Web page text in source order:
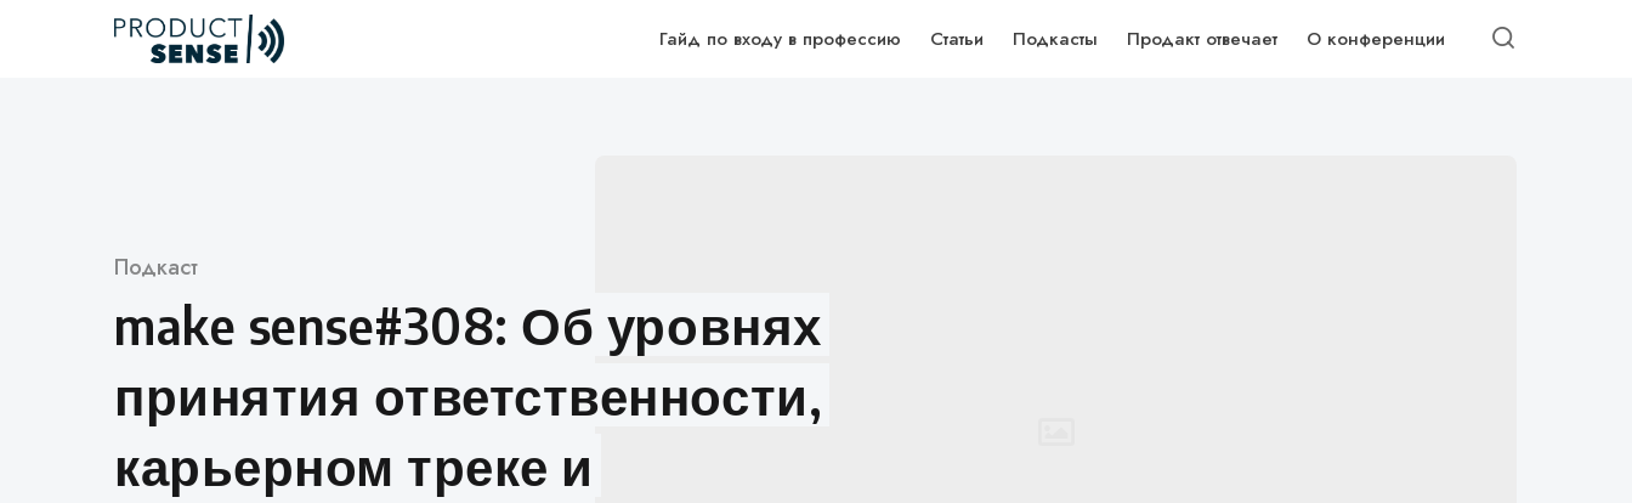
Гайд по входу в профессию Статьи Подкасты Продакт отвечает О конференции
Категория
Подкаст
make sense#308: Об уровнях
принятия ответственности,
карьерном треке и